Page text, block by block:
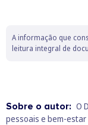
A informação que
leitura integral de
Sobre o autor: O
pessoais e